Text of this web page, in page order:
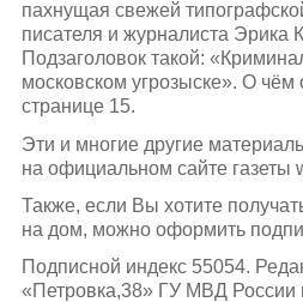
пахнущая свежей
писателя и журналиста
Подзаголовок такой:
московском угрозыске». О
странице 15.
Эти и многие другие
на официальном сайте газеты
Также, если Вы хотите
на дом, можно оформить
Подписной индекс 55054.
«Петровка,38» ГУ МВД России